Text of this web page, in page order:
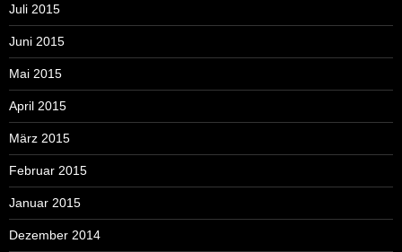
Juli 2015
Juni 2015
Mai 2015
April 2015
März 2015
Februar 2015
Januar 2015
Dezember 2014